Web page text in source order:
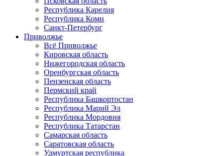
Республика Карелия
Республика Коми
Санкт-Петербург
Приволжье
Всё Приволжье
Кировская область
Нижегородская область
Оренбургская область
Пензенская область
Пермский край
Республика Башкортостан
Республика Марий Эл
Республика Мордовия
Республика Татарстан
Самарская область
Саратовская область
Удмуртская республика